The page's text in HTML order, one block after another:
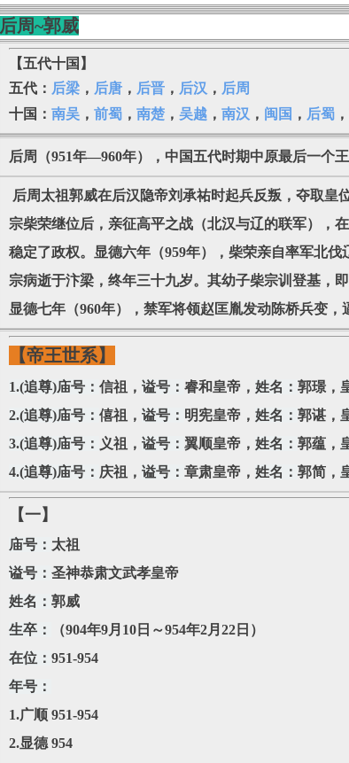
后周~郭威
【五代十国】
五代： 后梁 ， 后唐 ， 后晋 ， 后汉 ， 后周
十国： 南吴 ， 前蜀 ， 南楚 ， 吴越 ， 南汉 ， 闽国 ， 后蜀 ，
后周（951年—960年），中国五代时期中原最后一个
后周太祖郭威在后汉隐帝刘承祐时起兵反叛，夺取皇
宗柴荣继位后，亲征高平之战（北汉与辽的联军），
稳定了政权。显德六年（959年），柴荣亲自率军北
宗病逝于汴梁，终年三十九岁。其幼子柴宗训登基，
显德七年（960年），禁军将领赵匡胤发动陈桥兵变，
【帝王世系】
1.(追尊)庙号： 信祖， 谥号： 睿和皇帝， 姓名： 郭璟，
2.(追尊)庙号： 僖祖， 谥号： 明宪皇帝， 姓名： 郭谌，
3.(追尊)庙号： 义祖， 谥号： 翼顺皇帝， 姓名： 郭蕴，
4.(追尊)庙号： 庆祖， 谥号： 章肃皇帝， 姓名： 郭简，
【一】
庙号： 太祖
谥号： 圣神恭肃文武孝皇帝
姓名： 郭威
生卒：
（904年9月10日～954年2月22日）
在位： 951-954
年号：
1.广顺 951-954
2.显德 954